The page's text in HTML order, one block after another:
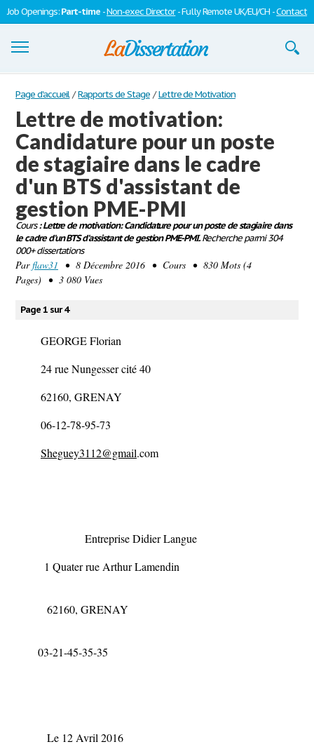
Job Openings:Part-time -Non-exec Director- Fully Remote UK/EU/CH -Contact
Dissertations
S'inscrire
Se connecter
Contactez-nous
Page d'accueil / Rapports de Stage / Lettre de Motivation
Lettre de motivation:
Candidature pour un poste
de stagiaire dans le cadre
d'un BTS d'assistant de
gestion PME-PMI
Cours: Lettre de motivation: Candidature pour un poste de stagiaire dans
le cadre d'un BTS d'assistant de gestion PME-PMI.Recherche parmi 304
000+ dissertations
Parflaw31 • 8 Décembre 2016 • Cours • 830 Mots (4
Pages) • 3 080 Vues
Page 1 sur 4
GEORGE Florian
24 rue Nungesser cité 40
62160, GRENAY
06-12-78-95-73
Sheguey3112@gmail.com
Entreprise Didier Langue
1 Quater rue Arthur Lamendin
62160, GRENAY
03-21-45-35-35
Le 12 Avril 2016